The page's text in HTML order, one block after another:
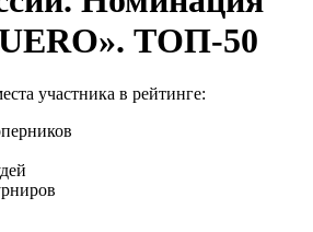
ТОП-50
участника в рейтинге: